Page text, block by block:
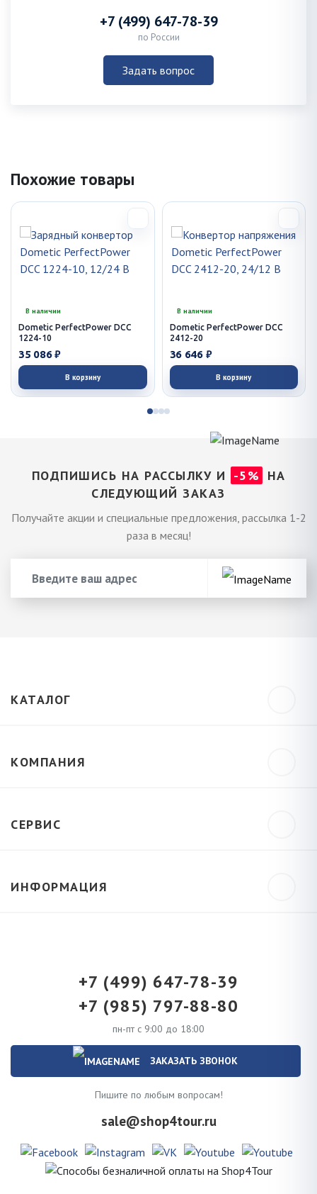
+7 (499) 647-78-39
по России
Задать вопрос
Похожие товары
В наличии
Dometic PerfectPower DCC
1224-10
35 086 ₽
В корзину
В наличии
Dometic PerfectPower DCC
2412-20
36 646 ₽
В корзину
ПОДПИШИСЬ НА РАССЫЛКУ И -5%
НА
СЛЕДУЮЩИЙ ЗАКАЗ
Получайте акции и специальные предложения, рассылка 1-2
раза в месяц!
КАТАЛОГ
КОМПАНИЯ
СЕРВИС
ИНФОРМАЦИЯ
+7 (499) 647-78-39
+7 (985) 797-88-80
пн-пт с 9:00 до 18:00
ЗАКАЗАТЬ ЗВОНОК
Пишите по любым вопросам!
sale@shop4tour.ru